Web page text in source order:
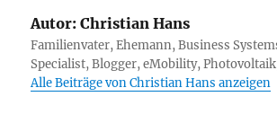
Autor: Christian Hans
Familienvater, Ehemann, Business
Specialist, Blogger, eMobility,
Alle Beiträge von Christian Hans anzeigen